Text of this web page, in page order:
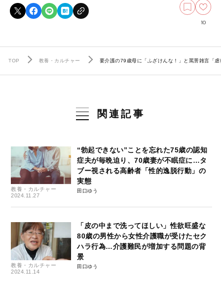
10
TOP 教養・カルチャー 要介護の79歳母に「ふざけんな！」と罵詈雑言「
関連記事
教養・カルチャー
2024.11.27
“勃起できない”ことを忘れた75歳の認知
症夫が毎晩迫り、70歳妻が不眠症に…タ
ブー視される高齢者「性的逸脱行動」の
実態
田口ゆう
教養・カルチャー
2024.11.14
「皮の中まで洗ってほしい」性欲旺盛な
80歳の男性から女性介護職が受けたセク
ハラ行為…介護難民が増加する問題の背
景
田口ゆう